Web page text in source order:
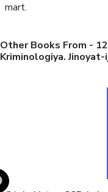
mart.
Other Books From -
Kriminologiya.